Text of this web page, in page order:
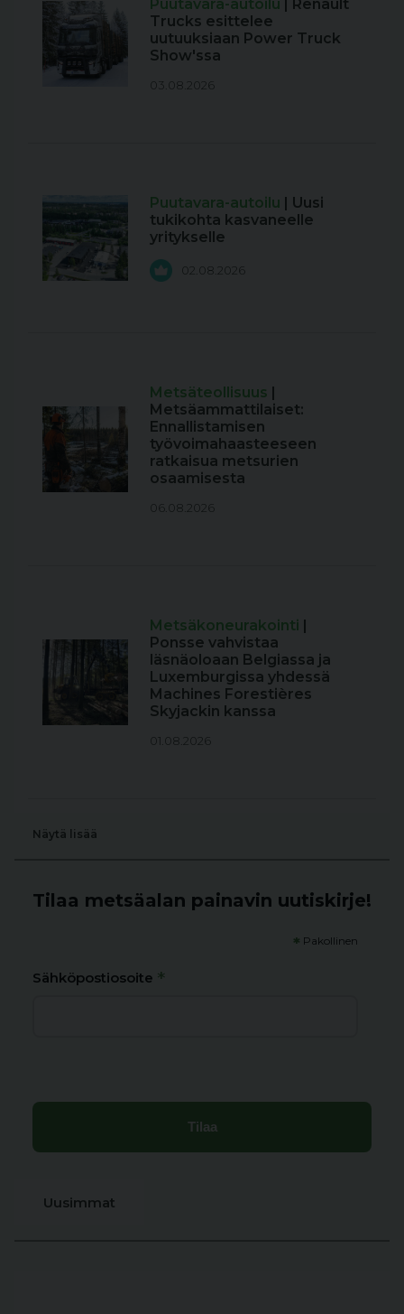
Puutavara-autoilu
| Renault
Trucks esittelee
uutuuksiaan Power Truck
Show'ssa
03.08.2026
Puutavara-autoilu | Uusi
tukikohta kasvaneelle
yritykselle
02.08.2026
Metsäteollisuus |
Metsäammattilaiset:
Ennallistamisen
työvoimahaasteeseen
ratkaisua metsurien
osaamisesta
06.08.2026
Metsäkoneurakointi |
Ponsse vahvistaa
läsnäoloaan Belgiassa ja
Luxemburgissa yhdessä
Machines Forestières
Skyjackin kanssa
01.08.2026
Näytä lisää
Tilaa metsäalan painavin uutiskirje!
* Pakollinen
Sähköpostiosoite *
Uusimmat